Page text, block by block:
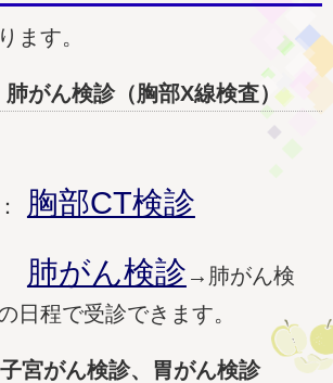
ます。
肺がん検診（胸部X線検査）
胸部CT検診
肺がん検診 →肺がん検
日程で受診できます。
宮がん検診、胃がん検診